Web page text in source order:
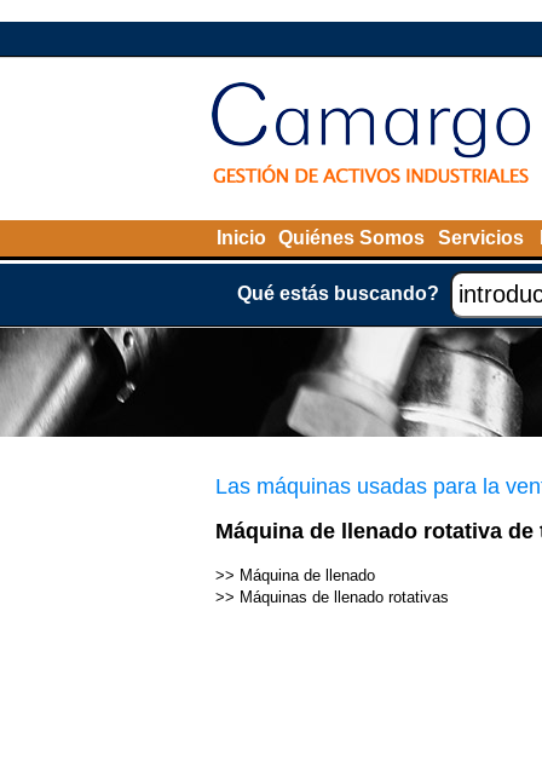
Inicio Quiénes Somos Servicios
Qué estás buscando?
Las máquinas usadas para la
Máquina de llenado rotativa
>> Máquina de llenado
>> Máquinas de llenado rotativas